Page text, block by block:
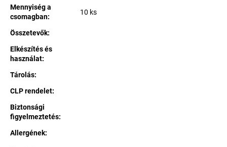
Mennyiség a
csomagban:
10 ks
Összetevők:
Elkészítés és
használat:
Tárolás:
CLP rendelet:
Biztonsági
figyelmeztetés:
Allergének: